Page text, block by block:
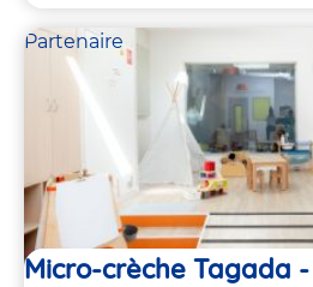
Partenaire
Micro-crèche Tagada